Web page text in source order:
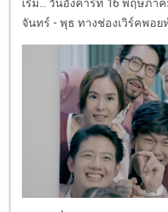
เริ่ม... วันอังคารที่ 16 พฤษภ
จันทร์ - พุธ ทางช่องเวิร์คพอย